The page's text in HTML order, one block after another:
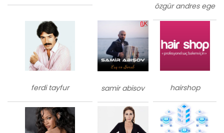
özgür andres ege
ferdi tayfur samir abisov hairshop